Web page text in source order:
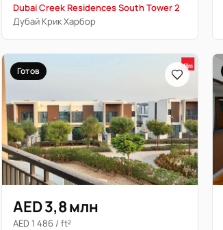
Dubai Creek Residences South Tower 2
Дубай Крик Харбор
Готов
AED 3,8 млн
AED 1 486 / ft²